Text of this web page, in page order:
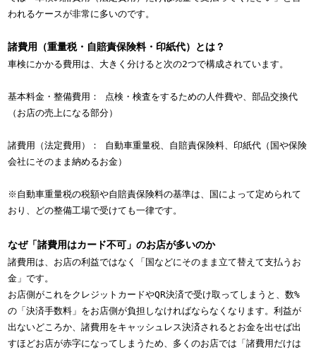
われるケースが非常に多いのです。
諸費用（重量税・自賠責保険料・印紙代）とは？
車検にかかる費用は、大きく分けると次の2つで構成されています。
基本料金・整備費用： 点検・検査をするための人件費や、部品交換代
（お店の売上になる部分）
諸費用（法定費用）： 自動車重量税、自賠責保険料、印紙代（国や保険
会社にそのまま納めるお金）
※自動車重量税の税額や自賠責保険料の基準は、国によって定められて
おり、どの整備工場で受けても一律です。
なぜ「諸費用はカード不可」のお店が多いのか
諸費用は、お店の利益ではなく「国などにそのまま立て替えて支払うお
金」です。
お店側がこれをクレジットカードやQR決済で受け取ってしまうと、数%
の「決済手数料」をお店側が負担しなければならなくなります。利益が
出ないどころか、諸費用をキャッシュレス決済されるとお金を出せば出
すほどお店が赤字になってしまうため、多くのお店では「諸費用だけは